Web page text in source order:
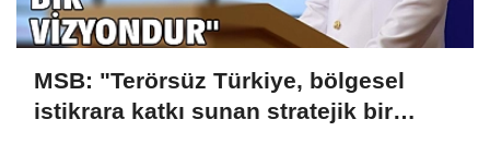
MSB: "Terörsüz Türkiye, bölgesel
istikrara katkı sunan stratejik bir